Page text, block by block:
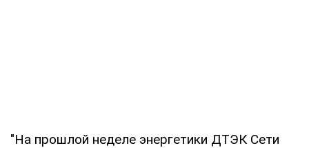
"На прошлой неделе энергетики ДТЭК Сети